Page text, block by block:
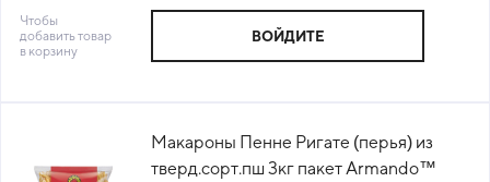
Чтобы
добавить товар
в корзину
ВОЙДИТЕ
Макароны Пенне Ригате (перья) из
тверд.сорт.пш 3кг пакет Armando™